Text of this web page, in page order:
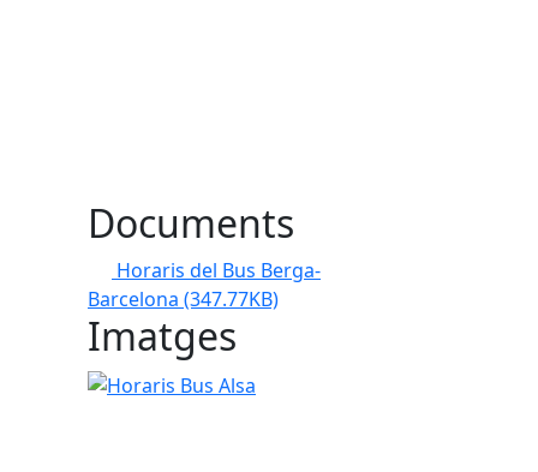
Documents
Horaris del Bus Berga-
Barcelona (347.77KB)
Imatges
Horaris Bus Alsa